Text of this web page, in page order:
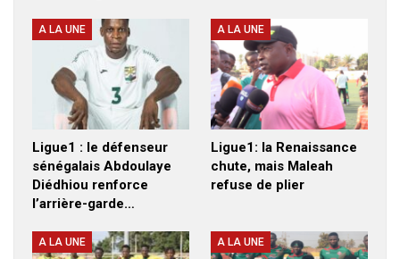
A LA UNE
Ligue1 : le défenseur
sénégalais Abdoulaye
Diédhiou renforce
l’arrière-garde…
A LA UNE
Ligue1: la Renaissance
chute, mais Maleah
refuse de plier
A LA UNE A LA UNE